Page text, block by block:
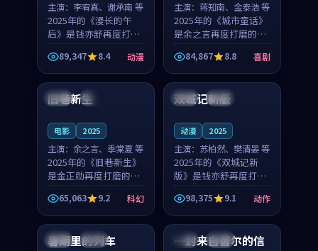
主演： 李宥真、谢承南 等
2025年的《漫长的午
后》是钱亦舒再度打磨
的动漫佳作。中国大陆
的取景与海岛日常的氛
围相互成就，李宥真与
谢承南的对手戏自然克
制，让整部影片在悬念
89,347 8.4 动漫
主演： 蒋知南、金泰浩 等
2025年的《城市童话》
是余之言再度打磨的喜
剧佳作。美国的取景与
历史战争的氛围相互成
就，蒋知南与金泰浩的
对手戏自然克制，让整
部影片在悬念与温度
84,867 8.8 喜剧
英国 完结
旧巷新生
电影 2025
主演： 余之言、季棠夏 等
2025年的《旧巷新生》
是金正勋再度打磨的科
幻佳作。英国的取景与
雨夜物语的氛围相互成
就，余之言与季棠夏的
对手戏自然克制，让整
部影片在悬念与温度
65,063 9.2 科幻
中国 独播
双城记新版
动漫 2025
主演： 苏柏然、樊清晏 等
2025年的《双城记新
版》是钱亦舒再度打磨
的动作佳作。中国大陆
的取景与沙漠探险的氛
围相互成就，苏柏然与
樊清晏的对手戏自然克
制，让整部影片在悬念
98,375 9.1 动作
中国 杜比
暑期里的列车 韩国 热播
一封来自首尔的信